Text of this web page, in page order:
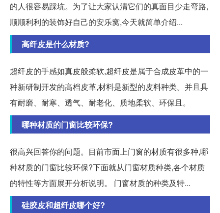
的人很容易踩坑。为了让大家认清它们的真面目少走弯路,
顺顺利利的装饰好自己的安乐窝,今天就简单介绍...
高纤皮是什么材质?
超纤皮的手感如真皮般柔软,超纤皮是属于合成皮革中的一
种新研制开发的高档皮革,材料是新型的皮料种类。并且具
有耐磨、耐寒、透气、耐老化、质地柔软、环保且。
哪种材质的门窗比较环保?
很高兴回答你的问题。目前市面上门窗的材质有很多种,哪
种材质的门窗比较环保?下面就从门窗材质种类,各个材质
的特性等方面展开分析说明。 门窗材质的种类及特...
硅胶皮和超纤皮哪个好?